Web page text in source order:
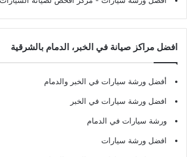
افضل مراكز صيانة في الخبر، الدمام بالشرقية
أفضل ورشة سيارات في الخبر والدمام
افضل ورشة سيارات في الخبر
ورشة سيارات في الدمام
افضل ورشة سيارات